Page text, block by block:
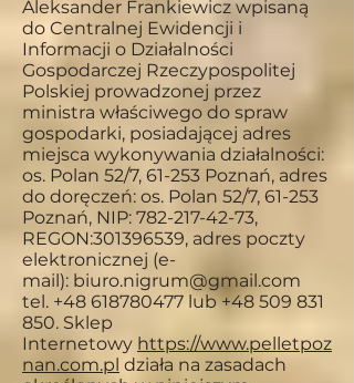
Aleksander Frankiewicz wpisaną
do Centralnej Ewidencji i
Informacji o Działalności
Gospodarczej Rzeczypospolitej
Polskiej prowadzonej przez
ministra właściwego do spraw
gospodarki, posiadającej adres
miejsca wykonywania działalności:
os. Polan 52/7, 61-253 Poznań, adres
do doręczeń: os. Polan 52/7, 61-253
Poznań, NIP: 782-217-42-73,
REGON:301396539, adres poczty
elektronicznej (e-
mail): biuro.nigrum@gmail.com
tel. +48 618780477 lub +48 509 831
850. Sklep
Internetowy https://www.pelletpoz
nan.com.pl działa na zasadach